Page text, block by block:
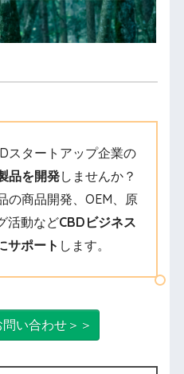
スタートアップ企業の
品を開発しませんか？
の商品開発、OEM、原
活動などCBDビジネス
サポート します。
い合わせ＞＞